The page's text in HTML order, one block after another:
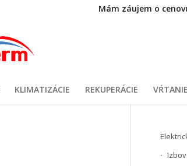
Mám záujem o
KLIMATIZÁCIE REKUPERÁCIE